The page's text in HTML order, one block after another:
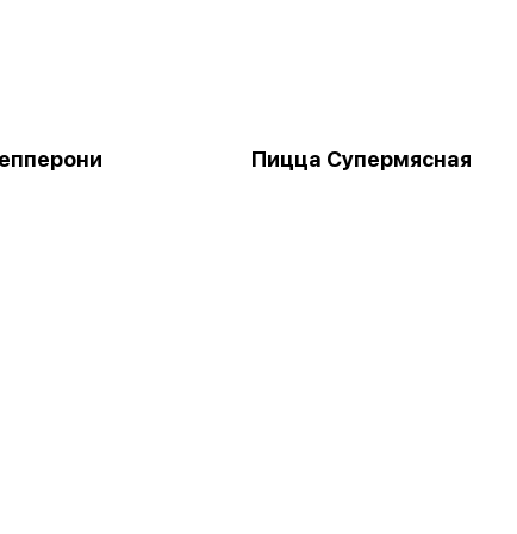
Пицца Супермясная